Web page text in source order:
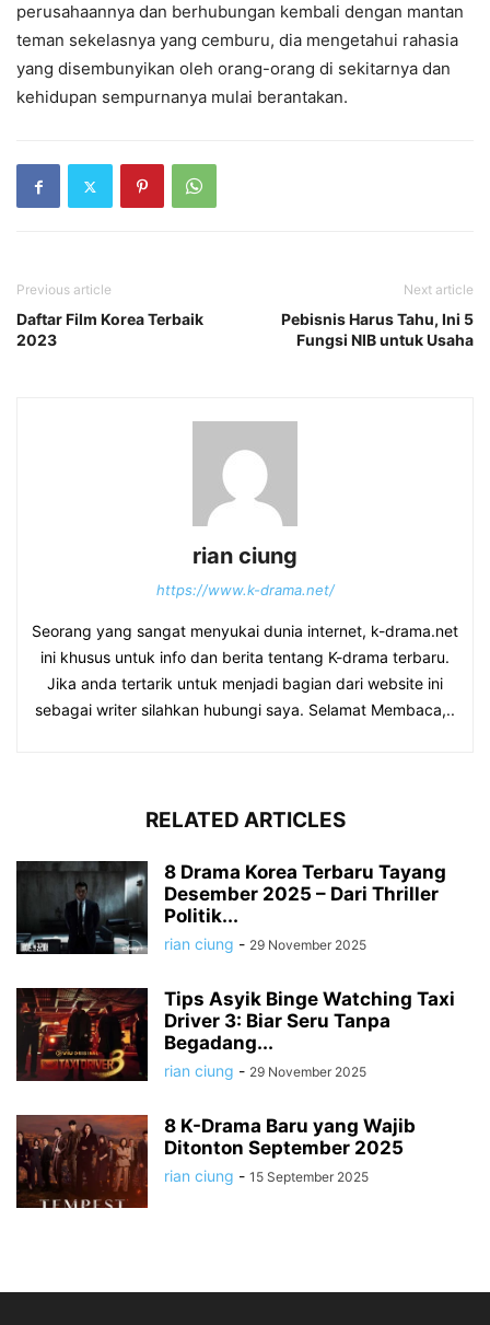
perusahaannya dan berhubungan kembali dengan mantan
teman sekelasnya yang cemburu, dia mengetahui rahasia
yang disembunyikan oleh orang-orang di sekitarnya dan
kehidupan sempurnanya mulai berantakan.
Previous article
Daftar Film Korea Terbaik
2023
Next article
Pebisnis Harus Tahu, Ini 5
Fungsi NIB untuk Usaha
rian ciung
https://www.k-drama.net/
Seorang yang sangat menyukai dunia internet, k-drama.net
ini khusus untuk info dan berita tentang K-drama terbaru.
Jika anda tertarik untuk menjadi bagian dari website ini
sebagai writer silahkan hubungi saya. Selamat Membaca,..
RELATED ARTICLES
8 Drama Korea Terbaru Tayang
Desember 2025 – Dari Thriller
Politik...
rian ciung - 29 November 2025
Tips Asyik Binge Watching Taxi
Driver 3: Biar Seru Tanpa
Begadang...
rian ciung - 29 November 2025
8 K-Drama Baru yang Wajib
Ditonton September 2025
rian ciung - 15 September 2025